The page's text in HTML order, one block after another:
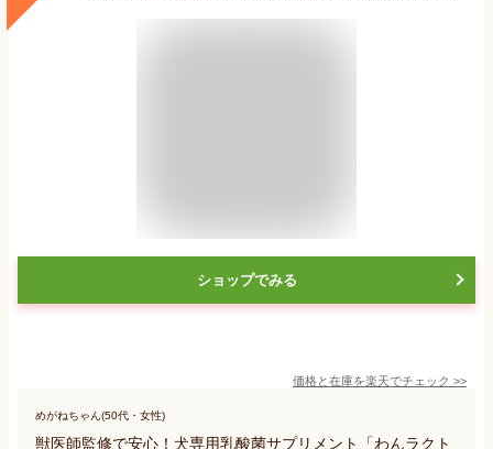
ショップでみる
価格と在庫を楽天でチェック >>
めがねちゃん(50代・女性)
獣医師監修で安心！犬専用乳酸菌サプリメント「わんラクト